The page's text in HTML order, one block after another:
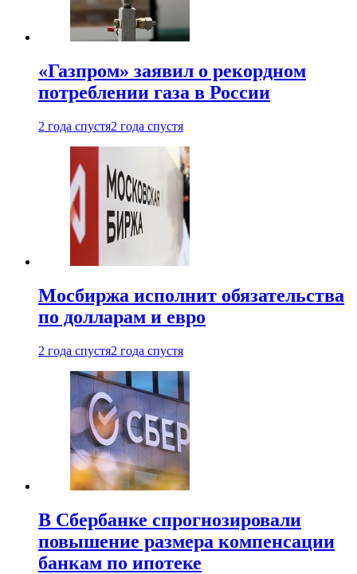
«Газпром» заявил о рекордном
потреблении газа в России
2 года спустя2 года спустя
Мосбиржа исполнит обязательства
по долларам и евро
2 года спустя2 года спустя
В Сбербанке спрогнозировали
повышение размера компенсации
банкам по ипотеке